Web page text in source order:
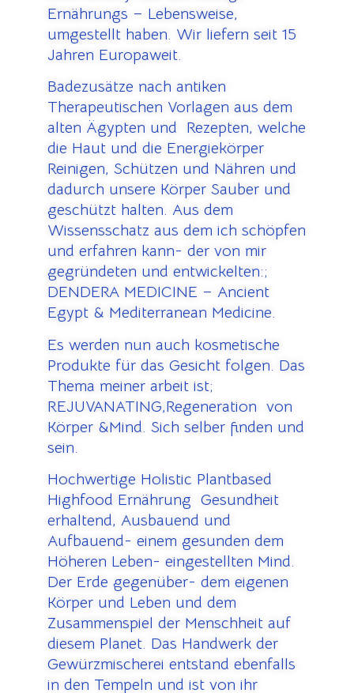
Ernährungs – Lebensweise,
umgestellt haben. Wir liefern seit 15
Jahren Europaweit.
Badezusätze nach antiken
Therapeutischen Vorlagen aus dem
alten Ägypten und Rezepten, welche
die Haut und die Energiekörper
Reinigen, Schützen und Nähren und
dadurch unsere Körper Sauber und
geschützt halten. Aus dem
Wissensschatz aus dem ich schöpfen
und erfahren kann- der von mir
gegründeten und entwickelten:;
DENDERA MEDICINE – Ancient
Egypt & Mediterranean Medicine.
Es werden nun auch kosmetische
Produkte für das Gesicht folgen. Das
Thema meiner arbeit ist;
REJUVANATING,Regeneration von
Körper &Mind. Sich selber finden und
sein.
Hochwertige Holistic Plantbased
Highfood Ernährung Gesundheit
erhaltend, Ausbauend und
Aufbauend- einem gesunden dem
Höheren Leben- eingestellten Mind.
Der Erde gegenüber- dem eigenen
Körper und Leben und dem
Zusammenspiel der Menschheit auf
diesem Planet. Das Handwerk der
Gewürzmischerei entstand ebenfalls
in den Tempeln und ist von ihr